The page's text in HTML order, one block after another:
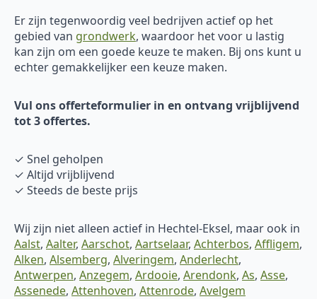
Er zijn tegenwoordig veel bedrijven actief op het
gebied van grondwerk, waardoor het voor u lastig
kan zijn om een goede keuze te maken. Bij ons kunt u
echter gemakkelijker een keuze maken.
Vul ons offerteformulier in en ontvang vrijblijvend
tot 3 offertes.
✓ Snel geholpen
✓ Altijd vrijblijvend
✓ Steeds de beste prijs
Wij zijn niet alleen actief in Hechtel-Eksel, maar ook in
Aalst, Aalter, Aarschot, Aartselaar, Achterbos, Affligem,
Alken, Alsemberg, Alveringem, Anderlecht,
Antwerpen, Anzegem, Ardooie, Arendonk, As, Asse,
Assenede, Attenhoven, Attenrode, Avelgem